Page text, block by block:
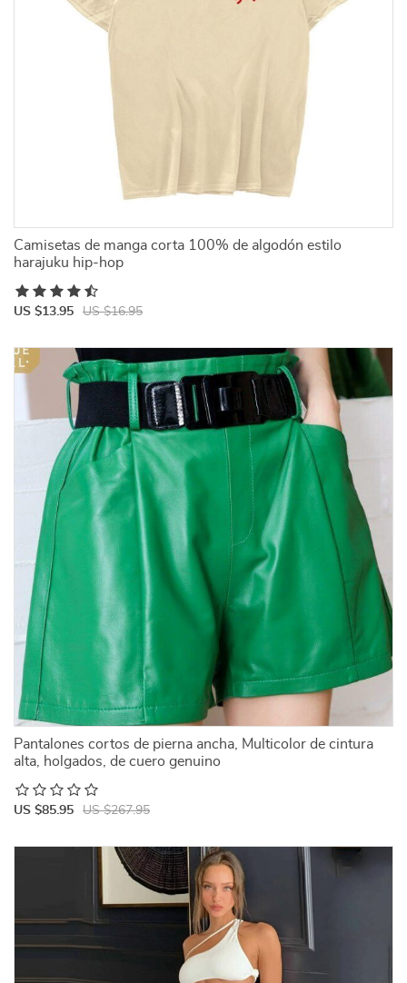
Camisetas de manga corta 100% de algodón estilo
harajuku hip-hop
US $13.95 US $16.95
Pantalones cortos de pierna ancha, Multicolor de cintura
alta, holgados, de cuero genuino
US $85.95 US $267.95